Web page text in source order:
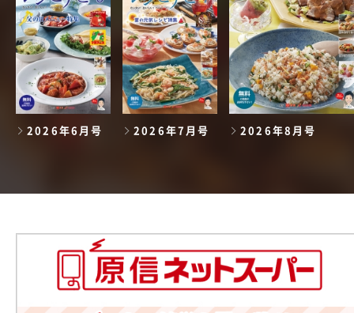
2026年6月号 2026年7月号 2026年8月号